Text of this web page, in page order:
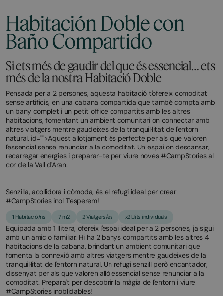
Habitación Doble con
Baño Compartido
Si ets més de gaudir del que és essencial… ets
més de la nostra Habitació Doble
Pensada per a 2 persones, aquesta habitació t'ofereix comoditat
sense artificis, en una cabana compartida que també compta amb
un bany complet i un petit office compartits amb les altres
habitacions, fomentant un ambient comunitari on connectar amb
altres viatgers mentre gaudeixes de la tranquil·litat de l'entorn
natural. id="">Aquest allotjament és perfecte per als que valoren
l'essencial sense renunciar a la comoditat. Un espai on descansar,
recarregar energies i preparar-te per viure noves #CampStories al
cor de la Vall d'Aran.
Senzilla, acollidora i còmoda, és el refugi ideal per crear
#CampStories inol T'esperem!
1 Habitació/ns 7 m2 2 Viatgers/es x2 Llits individuals
Equipada amb 1 llitera, ofereix l'espai ideal per a 2 persones, ja sigui
amb un amic o familiar. Hi ha 2 banys compartits amb les altres 4
habitacions de la cabana, brindant un ambient comunitari que
fomenta la connexió amb altres viatgers mentre gaudeixes de la
tranquil·litat de l'entorn natural. Un refugi senzill però encantador,
dissenyat per als que valoren allò essencial sense renunciar a la
comoditat. Prepara't per descobrir la màgia de l'entorn i viure
#CampStories inoblidables!